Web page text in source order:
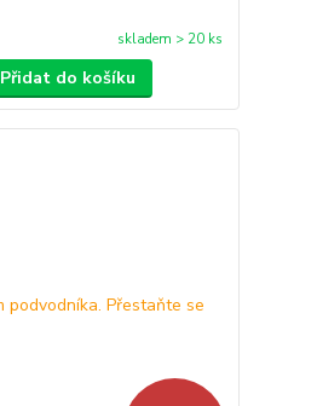
skladem > 20 ks
Přidat do košíku